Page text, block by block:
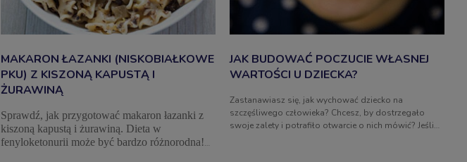
MAKARON ŁAZANKI (NISKOBIAŁKOWE
PKU) Z KISZONĄ KAPUSTĄ I
ŻURAWINĄ
Sprawdź, jak przygotować makaron łazanki z
kiszoną kapustą i żurawiną. Dieta w
fenyloketonurii może być bardzo różnorodna!
JAK BUDOWAĆ POCZUCIE WŁASNEJ
WARTOŚCI U DZIECKA?
Zastanawiasz się, jak wychować dziecko na
szczęśliwego człowieka? Chcesz, by dostrzegało
swoje zalety i potrafiło otwarcie o nich mówić? Jeśli